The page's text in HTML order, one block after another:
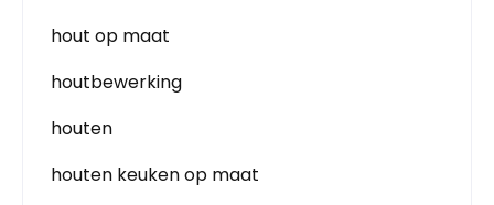
hout op maat
houtbewerking
houten
houten keuken op maat